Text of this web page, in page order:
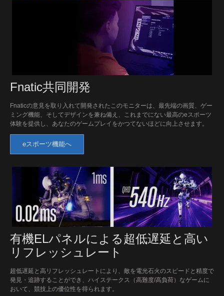
Fnatic共同開発
Fnaticの意見を取り入れて開発されたこのモニターは、最先端の画質、ゲー
ミング機能、そしてデザインを兼ね備え、これまでにない最高のeスポーツ
体験を提供し、あなたのゲームプレイをかつてないほどに向上させます。
eスポーツ機能へ
有機ELパネルによる超低遅延と高い
リフレッシュレート
超低遅延と高リフレッシュレートにより、敵を電光石火のスピードと精度で
発見・追跡することができ、ハイステークス（高難度/高負荷）なゲームに
おいて、競技上の優位性を得られます。